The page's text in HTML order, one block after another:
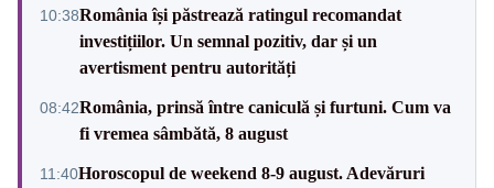
10:38România își păstrează ratingul recomandat
investițiilor. Un semnal pozitiv, dar și un
avertisment pentru autorități
08:42România, prinsă între caniculă și furtuni. Cum va
fi vremea sâmbătă, 8 august
11:40Horoscopul de weekend 8-9 august. Adevăruri